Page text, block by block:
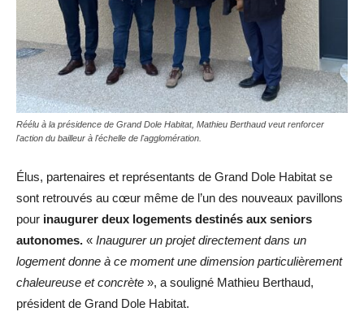
Réélu à la présidence de Grand Dole Habitat, Mathieu Berthaud veut renforcer
l'action du bailleur à l'échelle de l'agglomération.
Élus, partenaires et représentants de Grand Dole Habitat se
sont retrouvés au cœur même de l’un des nouveaux pavillons
pour inaugurer deux logements destinés aux seniors
autonomes. « Inaugurer un projet directement dans un
logement donne à ce moment une dimension particulièrement
chaleureuse et concrète », a souligné Mathieu Berthaud,
président de Grand Dole Habitat.